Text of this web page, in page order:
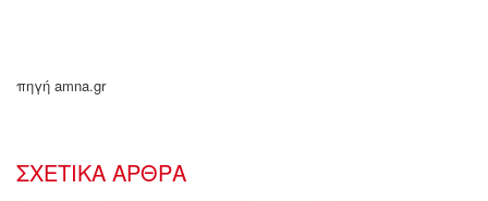
πηγή amna.gr
ΣΧΕΤΙΚΑ ΑΡΘΡΑ